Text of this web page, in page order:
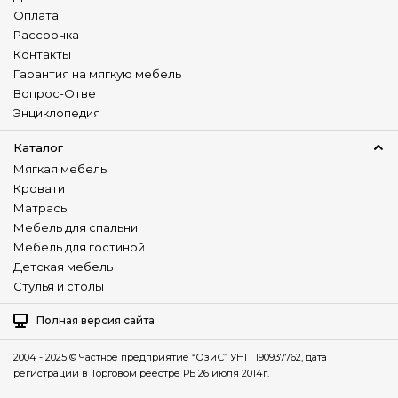
Изготовление в коже
Нет
Наличие столика
Нет
Нет
Оплата
Рассрочка
Контакты
Гарантия на мягкую мебель
Вопрос-Ответ
Энциклопедия
Каталог
Мягкая мебель
Кровати
Матрасы
Мебель для спальни
Мебель для гостиной
Детская мебель
Стулья и столы
Полная версия сайта
2004 - 2025 © Частное предприятие “ОзиС” УНП 190937762, дата
регистрации в Торговом реестре РБ 26 июля 2014г.